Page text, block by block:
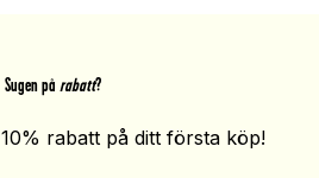
Sugen på rabatt?
rabatt på ditt första köp!